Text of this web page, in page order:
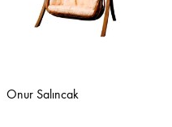
Onur Salıncak